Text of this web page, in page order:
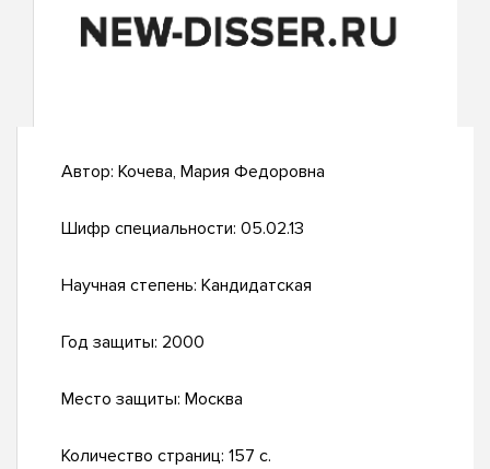
Автор: Кочева, Мария Федоровна
Шифр специальности: 05.02.13
Научная степень: Кандидатская
Год защиты: 2000
Место защиты: Москва
Количество страниц: 157 с.